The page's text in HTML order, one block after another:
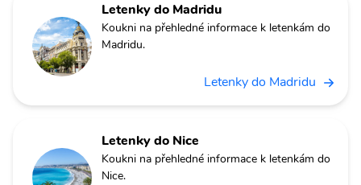
Letenky do Madridu
Koukni na přehledné informace k letenkám do
Madridu.
Letenky do Madridu
Letenky do Nice
Koukni na přehledné informace k letenkám do
Nice.